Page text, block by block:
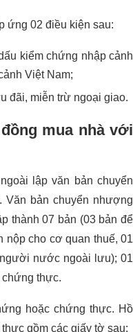
ứng 02 điều kiện sau:
kiểm chứng nhập cảnh
Việt Nam;
đãi, miễn trừ ngoại giao.
mua nhà với
lập văn bản chuyển
bản chuyển nhượng
thành 07 bản (03 bản để
nộp cho cơ quan thuế, 01
nước ngoài lưu); 01
thực.
hoặc chứng thực. Hồ
gồm các giấy tờ sau: